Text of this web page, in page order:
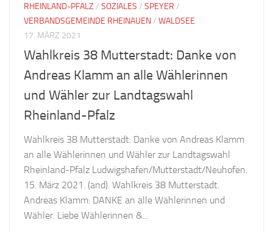
RHEINLAND-PFALZ / SOZIALES / SPEYER /
VERBANDSGEMEINDE RHEINAUEN/ WALDSEE
17. MÄRZ 2021
Wahlkreis 38 Mutterstadt: Danke von
Andreas Klamm an alle Wählerinnen
und Wähler zur Landtagswahl
Rheinland-Pfalz
Wahlkreis 38 Mutterstadt: Danke von Andreas Klamm
an alle Wählerinnen und Wähler zur Landtagswahl
Rheinland-Pfalz Ludwigshafen/Mutterstadt/Neuhofen.
15. März 2021. (and). Wahlkreis 38 Mutterstadt.
Andreas Klamm: DANKE an alle Wählerinnen und
Wähler. Liebe Wählerinnen &...